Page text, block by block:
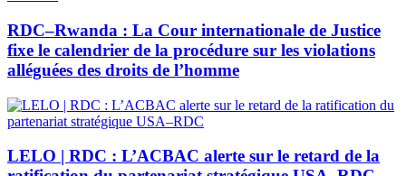
RDC–Rwanda : La Cour internationale de Justice
fixe le calendrier de la procédure sur les violations
alléguées des droits de l’homme
LELO | RDC : L’ACBAC alerte sur le retard de la